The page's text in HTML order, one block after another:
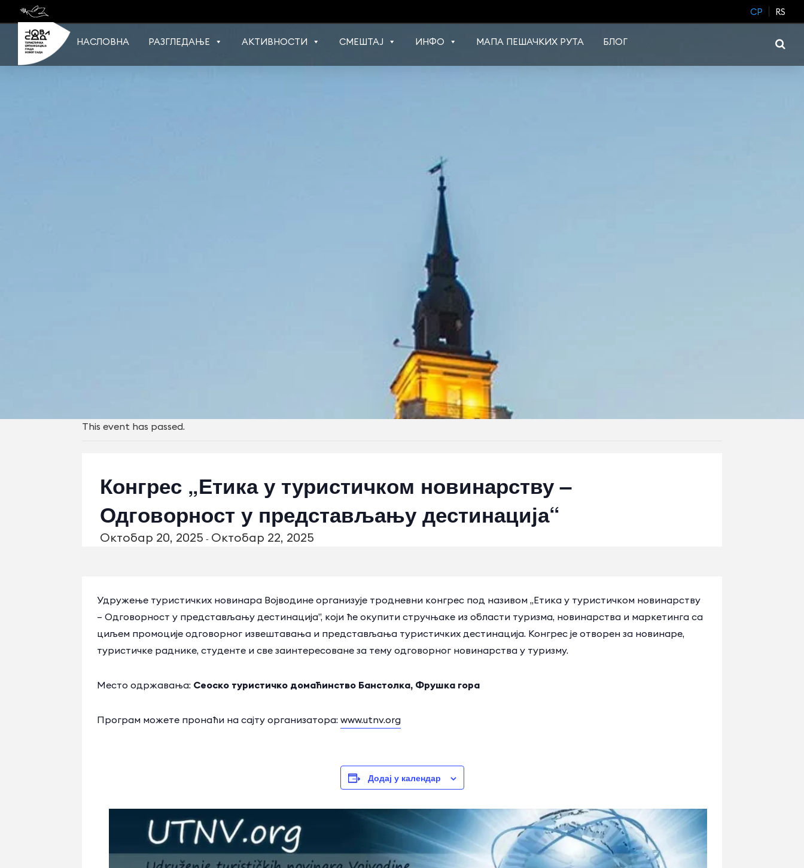
content
CP RS
НАСЛОВНА РАЗГЛЕДАЊЕ АКТИВНОСТИ СМЕШТАЈ ИНФО МАПА ПЕШАЧКИХ РУТА БЛОГ
This event has passed.
Конгрес „Етика у туристичком новинарству –
Одговорност у представљању дестинација“
Октобар 20, 2025 - Октобар 22, 2025
Удружење туристичких новинара Војводине организује тродневни конгрес под називом „Етика у туристичком новинарству
– Одговорност у представљању дестинација”, који ће окупити стручњаке из области туризма, новинарства и маркетинга са
циљем промоције одговорног извештавања и представљања туристичких дестинација. Конгрес је отворен за новинаре,
туристичке раднике, студенте и све заинтересоване за тему одговорног новинарства у туризму.
Место одржавања: Сеоско туристичко домаћинство Банстолка, Фрушка гора
Програм можете пронаћи на сајту организатора: www.utnv.org
Додај у календар